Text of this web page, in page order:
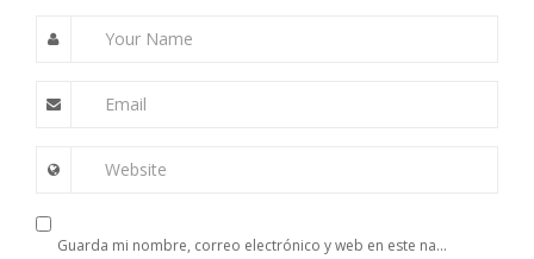
Your Name
Email
Website
Guarda mi nombre, correo electrónico y web en este navegador para la próxima vez que comente.